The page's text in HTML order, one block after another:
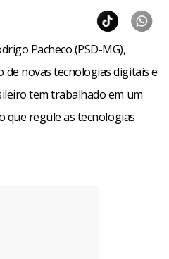
Pacheco (PSD-MG),
novas tecnologias digitais e
tem trabalhado em um
que regule as tecnologias